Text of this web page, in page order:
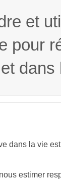
et
pour
dans
dans la vie
estimer